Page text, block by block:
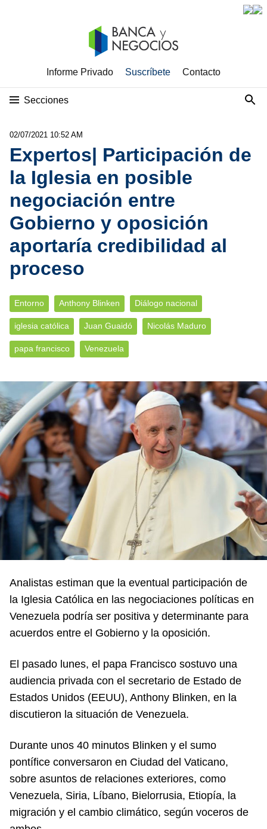
Informe Privado Suscríbete Contacto
Secciones
02/07/2021 10:52 AM
Expertos| Participación de
la Iglesia en posible
negociación entre
Gobierno y oposición
aportaría credibilidad al
proceso
Entorno Anthony Blinken Diálogo nacional
iglesia católica Juan Guaidó Nicolás Maduro
papa francisco Venezuela
Analistas estiman que la eventual participación de
la Iglesia Católica en las negociaciones políticas en
Venezuela podría ser positiva y determinante para
acuerdos entre el Gobierno y la oposición.
El pasado lunes, el papa Francisco sostuvo una
audiencia privada con el secretario de Estado de
Estados Unidos (EEUU), Anthony Blinken, en la
discutieron la situación de Venezuela.
Durante unos 40 minutos Blinken y el sumo
pontífice conversaron en Ciudad del Vaticano,
sobre asuntos de relaciones exteriores, como
Venezuela, Siria, Líbano, Bielorrusia, Etiopía, la
migración y el cambio climático, según voceros de